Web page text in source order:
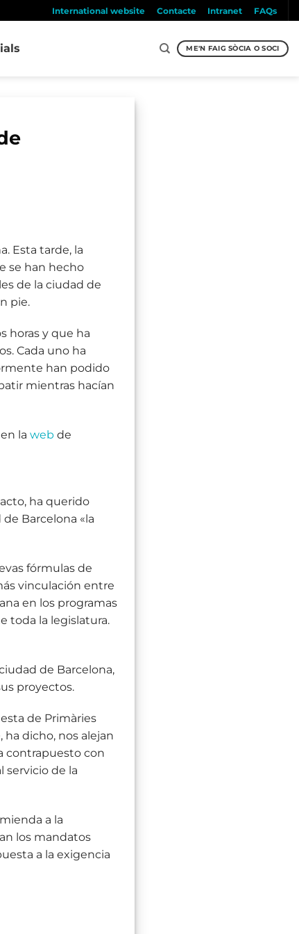
International website Contacte Intranet FAQs
ME'N FAIG SÒCIA O SOCI
Esta tarde, la
se han hecho
de la ciudad de
pie.
horas y que ha
Cada uno ha
han podido
mientras hacían
la web de
ha querido
Barcelona «la
fórmulas de
vinculación entre
en los programas
toda la legislatura.
de Barcelona,
proyectos.
de Primàries
dicho, nos alejan
contrapuesto con
servicio de la
a la
los mandatos
a la exigencia